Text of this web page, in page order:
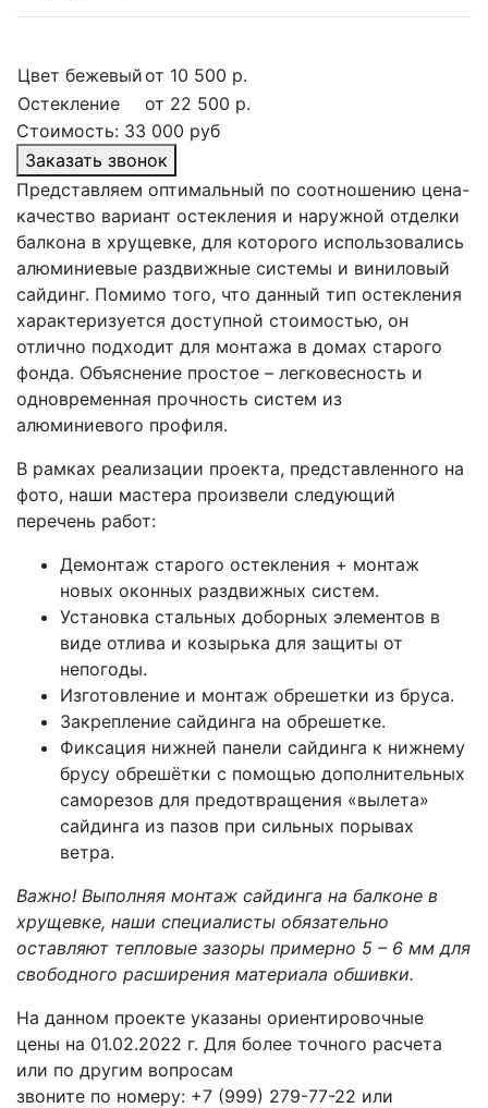
Цвет бежевыйот 10 500 р.
Остекление
от 22 500 р.
Стоимость: 33 000 руб
Заказать звонок
Представляем оптимальный по соотношению цена-
качество вариант остекления и наружной отделки
балкона в хрущевке, для которого использовались
алюминиевые раздвижные системы и виниловый
сайдинг. Помимо того, что данный тип остекления
характеризуется доступной стоимостью, он
отлично подходит для монтажа в домах старого
фонда. Объяснение простое – легковесность и
одновременная прочность систем из
алюминиевого профиля.
В рамках реализации проекта, представленного на
фото, наши мастера произвели следующий
перечень работ:
Демонтаж старого остекления + монтаж
новых оконных раздвижных систем.
Установка стальных доборных элементов в
виде отлива и козырька для защиты от
непогоды.
Изготовление и монтаж обрешетки из бруса.
Закрепление сайдинга на обрешетке.
Фиксация нижней панели сайдинга к нижнему
брусу обрешётки с помощью дополнительных
саморезов для предотвращения «вылета»
сайдинга из пазов при сильных порывах
ветра.
Важно! Выполняя монтаж сайдинга на балконе в
хрущевке, наши специалисты обязательно
оставляют тепловые зазоры примерно 5 – 6 мм для
свободного расширения материала обшивки.
На данном проекте указаны ориентировочные
цены на 01.02.2022 г. Для более точного расчета
или по другим вопросам
звоните по номеру: +7 (999) 279-77-22 или